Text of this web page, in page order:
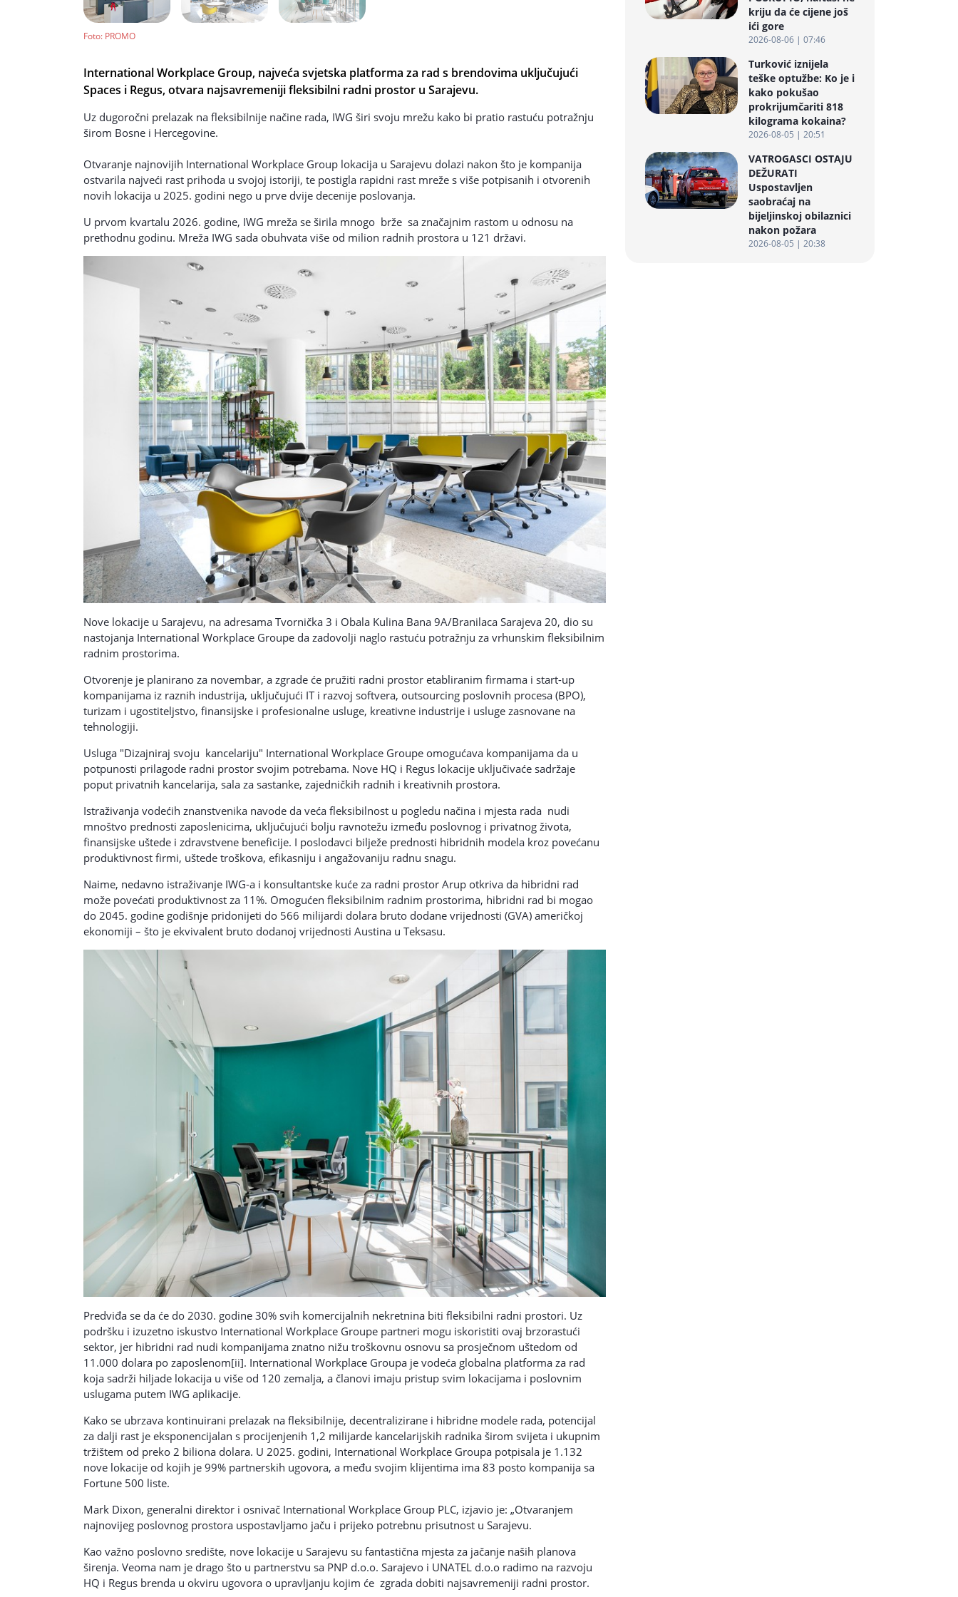
Foto: PROMO
International Workplace Group, najveća svjetska platforma za rad s brendovima uključujući
Spaces i Regus, otvara najsavremeniji fleksibilni radni prostor u Sarajevu.
Uz dugoročni prelazak na fleksibilnije načine rada, IWG širi svoju mrežu kako bi pratio rastuću potražnju
širom Bosne i Hercegovine.
Otvaranje najnovijih International Workplace Group lokacija u Sarajevu dolazi nakon što je kompanija
ostvarila najveći rast prihoda u svojoj istoriji, te postigla rapidni rast mreže s više potpisanih i otvorenih
novih lokacija u 2025. godini nego u prve dvije decenije poslovanja.
U prvom kvartalu 2026. godine, IWG mreža se širila mnogo brže sa značajnim rastom u odnosu na
prethodnu godinu. Mreža IWG sada obuhvata više od milion radnih prostora u 121 državi.
Nove lokacije u Sarajevu, na adresama Tvornička 3 i Obala Kulina Bana 9A/Branilaca Sarajeva 20, dio su
nastojanja International Workplace Groupe da zadovolji naglo rastuću potražnju za vrhunskim fleksibilnim
radnim prostorima.
Otvorenje je planirano za novembar, a zgrade će pružiti radni prostor etabliranim firmama i start-up
kompanijama iz raznih industrija, uključujući IT i razvoj softvera, outsourcing poslovnih procesa (BPO),
turizam i ugostiteljstvo, finansijske i profesionalne usluge, kreativne industrije i usluge zasnovane na
tehnologiji.
Usluga "Dizajniraj svoju kancelariju" International Workplace Groupe omogućava kompanijama da u
potpunosti prilagode radni prostor svojim potrebama. Nove HQ i Regus lokacije uključivaće sadržaje
poput privatnih kancelarija, sala za sastanke, zajedničkih radnih i kreativnih prostora.
Istraživanja vodećih znanstvenika navode da veća fleksibilnost u pogledu načina i mjesta rada nudi
mnoštvo prednosti zaposlenicima, uključujući bolju ravnotežu između poslovnog i privatnog života,
finansijske uštede i zdravstvene beneficije. I poslodavci bilježe prednosti hibridnih modela kroz povećanu
produktivnost firmi, uštede troškova, efikasniju i angažovaniju radnu snagu.
Naime, nedavno istraživanje IWG-a i konsultantske kuće za radni prostor Arup otkriva da hibridni rad
može povećati produktivnost za 11%. Omogućen fleksibilnim radnim prostorima, hibridni rad bi mogao
do 2045. godine godišnje pridonijeti do 566 milijardi dolara bruto dodane vrijednosti (GVA) američkoj
ekonomiji – što je ekvivalent bruto dodanoj vrijednosti Austina u Teksasu.
Predviđa se da će do 2030. godine 30% svih komercijalnih nekretnina biti fleksibilni radni prostori. Uz
podršku i izuzetno iskustvo International Workplace Groupe partneri mogu iskoristiti ovaj brzorastući
sektor, jer hibridni rad nudi kompanijama znatno nižu troškovnu osnovu sa prosječnom uštedom od
11.000 dolara po zaposlenom[ii]. International Workplace Groupa je vodeća globalna platforma za rad
koja sadrži hiljade lokacija u više od 120 zemalja, a članovi imaju pristup svim lokacijama i poslovnim
uslugama putem IWG aplikacije.
Kako se ubrzava kontinuirani prelazak na fleksibilnije, decentralizirane i hibridne modele rada, potencijal
za dalji rast je eksponencijalan s procijenjenih 1,2 milijarde kancelarijskih radnika širom svijeta i ukupnim
tržištem od preko 2 biliona dolara. U 2025. godini, International Workplace Groupa potpisala je 1.132
nove lokacije od kojih je 99% partnerskih ugovora, a među svojim klijentima ima 83 posto kompanija sa
Fortune 500 liste.
Mark Dixon, generalni direktor i osnivač International Workplace Group PLC, izjavio je: „Otvaranjem
najnovijeg poslovnog prostora uspostavljamo jaču i prijeko potrebnu prisutnost u Sarajevu.
Kao važno poslovno središte, nove lokacije u Sarajevu su fantastična mjesta za jačanje naših planova
širenja. Veoma nam je drago što u partnerstvu sa PNP d.o.o. Sarajevo i UNATEL d.o.o radimo na razvoju
HQ i Regus brenda u okviru ugovora o upravljanju kojim će zgrada dobiti najsavremeniji radni prostor.
kriju da će cijene još
ići gore
2026-08-06 | 07:46
Turković iznijela
teške optužbe: Ko je i
kako pokušao
prokrijumčariti 818
kilograma kokaina?
2026-08-05 | 20:51
VATROGASCI OSTAJU
DEŽURATI
Uspostavljen
saobraćaj na
bijeljinskoj obilaznici
nakon požara
2026-08-05 | 20:38